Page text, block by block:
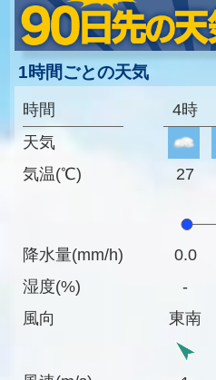
1時間ごとの天気
時間
天気
気温(℃)
降水量(mm/h)
湿度(%)
風向
4時
27
0.0
-
東南